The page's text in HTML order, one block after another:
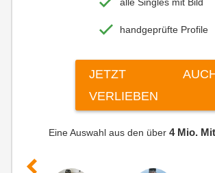
handgeprüfte Profile
JETZT
VERLIEBEN
Eine Auswahl aus den über 4 Mio.
CONTINUE
Confidential handling of your data